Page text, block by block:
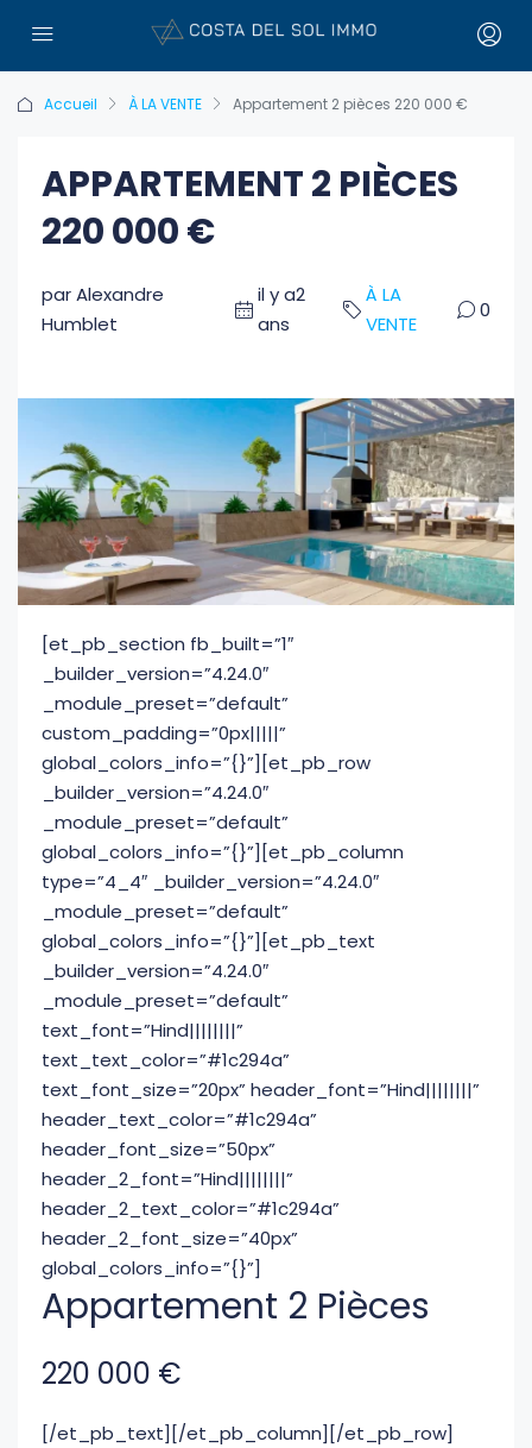
Accueil À LA VENTE Appartement 2 pièces 220 000 €
APPARTEMENT 2 PIÈCES
220 000 €
par Alexandre
Humblet
il y a2
ans
À LA
VENTE
0
[et_pb_section fb_built=”1″
_builder_version=”4.24.0″
_module_preset=”default”
custom_padding=”0px|||||”
global_colors_info=”{}”][et_pb_row
_builder_version=”4.24.0″
_module_preset=”default”
global_colors_info=”{}”][et_pb_column
type=”4_4″ _builder_version=”4.24.0″
_module_preset=”default”
global_colors_info=”{}”][et_pb_text
_builder_version=”4.24.0″
_module_preset=”default”
text_font=”Hind||||||||”
text_text_color=”#1c294a”
text_font_size=”20px” header_font=”Hind||||||||”
header_text_color=”#1c294a”
header_font_size=”50px”
header_2_font=”Hind||||||||”
header_2_text_color=”#1c294a”
header_2_font_size=”40px”
global_colors_info=”{}”]
Appartement 2 Pièces
220 000 €
[/et_pb_text][/et_pb_column][/et_pb_row]